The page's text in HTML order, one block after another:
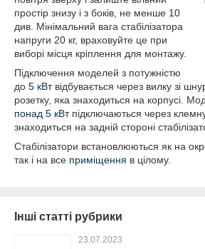
простір знизу і з боків, не менше 10
див. Мінімальний вага стабілізатора
напруги 20 кг, враховуйте це при
виборі місця кріплення для монтажу.
Підключення моделей з потужністю
до 5 кВтвідбувається через вилку зі
розетку, яка знаходиться на корпусі.
понад 5 кВтпідключаються через
знаходиться на задній стороні
Стабілізатори встановлюються як на
так і на все приміщення в цілому.
Інші статті рубрики
23.07.2023